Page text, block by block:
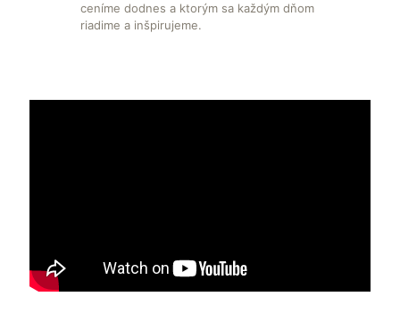
ceníme dodnes a ktorým sa každým dňom
riadime a inšpirujeme.